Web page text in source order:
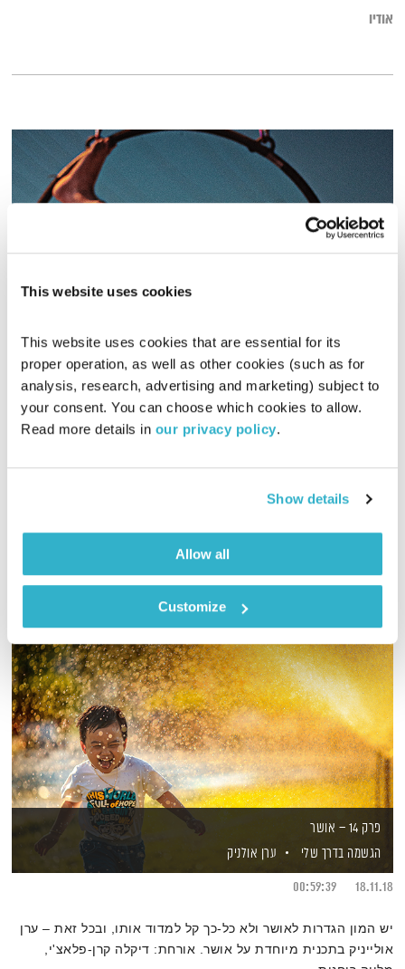
This website uses cookies
This website uses cookies that are essential for its
proper operation, as well as other cookies (such as for
analysis, research, advertising and marketing) subject to
your consent. You can choose which cookies to allow.
Read more details in our privacy policy.
Show details
Allow all
Customize
אודיו
בדרך לטוקיו 2020 – 29.1.20
בדרך לטוקיו 2020
לירון תאני
29.01.20
00:54:34
לירון תאני משוחח עם רחלי ויגדורצ'יק, הכוריאוגרפית הראשית של
הנבחרת
פרק 14 – אושר
הגשמה בדרך שלי
ערן אולניק
18.11.18
00:59:39
יש המון הגדרות לאושר ולא כל-כך קל למדוד אותו, ובכל זאת – ערן
אולייניק בתכנית מיוחדת על אושר. אורחת: דיקלה קרן-פלאצ'י,